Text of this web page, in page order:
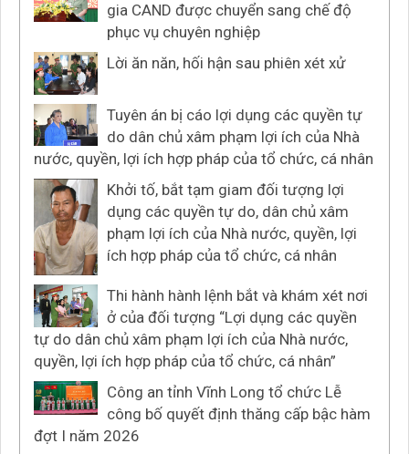
gia CAND được chuyển sang chế độ
phục vụ chuyên nghiệp
Lời ăn năn, hối hận sau phiên xét xử
Tuyên án bị cáo lợi dụng các quyền tự
do dân chủ xâm phạm lợi ích của Nhà
nước, quyền, lợi ích hợp pháp của tổ chức, cá nhân
Khởi tố, bắt tạm giam đối tượng lợi
dụng các quyền tự do, dân chủ xâm
phạm lợi ích của Nhà nước, quyền, lợi
ích hợp pháp của tổ chức, cá nhân
Thi hành hành lệnh bắt và khám xét nơi
ở của đối tượng “Lợi dụng các quyền
tự do dân chủ xâm phạm lợi ích của Nhà nước,
quyền, lợi ích hợp pháp của tổ chức, cá nhân”
Công an tỉnh Vĩnh Long tổ chức Lễ
công bố quyết định thăng cấp bậc hàm
đợt I năm 2026